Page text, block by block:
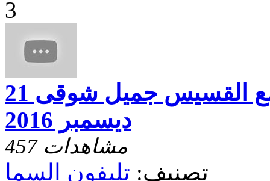
تليفون السما مع القسيس جميل شوقى 21
ديسمبر 2016
457 مشاهدات
تصنيف: تليفون السما